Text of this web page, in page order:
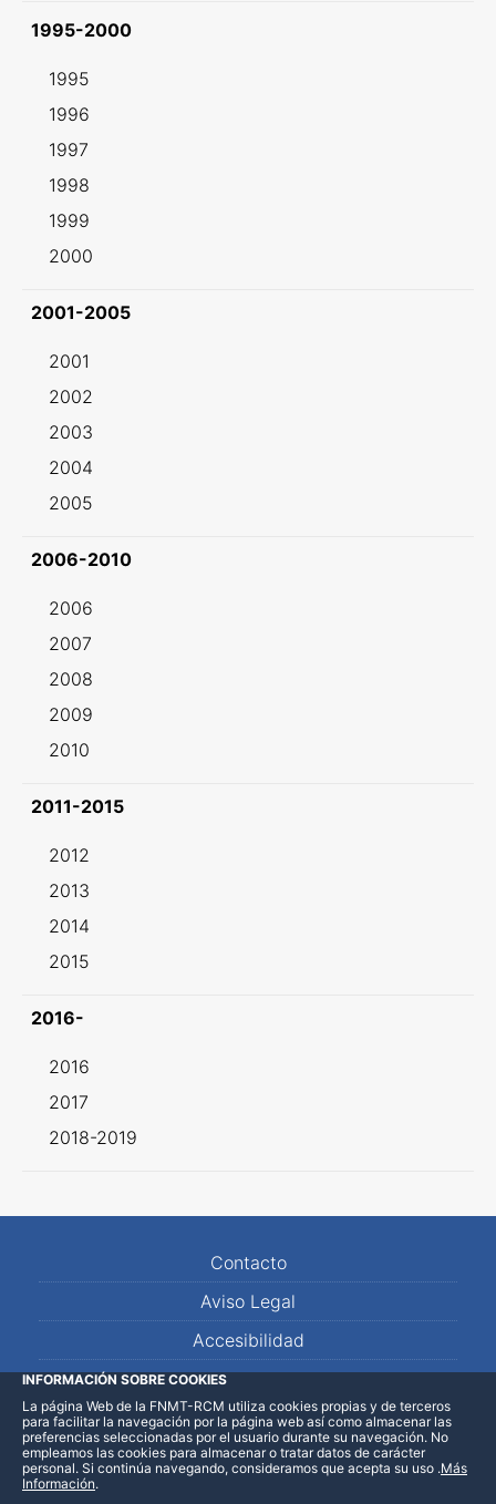
1995-2000
1995
1996
1997
1998
1999
2000
2001-2005
2001
2002
2003
2004
2005
2006-2010
2006
2007
2008
2009
2010
2011-2015
2012
2013
2014
2015
2016-
2016
2017
2018-2019
Contacto
Aviso Legal
Accesibilidad
Mapa Web
INFORMACIÓN SOBRE COOKIES
La página Web de la FNMT-RCM utiliza cookies propias y de terceros
para facilitar la navegación por la página web así como almacenar las
preferencias seleccionadas por el usuario durante su navegación. No
empleamos las cookies para almacenar o tratar datos de carácter
personal. Si continúa navegando, consideramos que acepta su uso .Más
Información.